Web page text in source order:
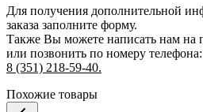
Для получения дополнительной
заказа заполните форму.
Также Вы можете написать нам на
или позвонить по номеру телефона:
8 (351) 218-59-40.
Похожие товары